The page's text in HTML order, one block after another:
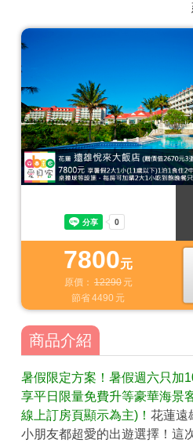
聯絡我們
APP下載
7800元
原價： 12290 元
節省4490 元
商品介紹
暑假限定方案！暑假週六只加
享平日限量免費升等豪華海景
線上訂房頁顯示為主)！ 花蓮遠
小朋友都超愛的出遊選擇！這